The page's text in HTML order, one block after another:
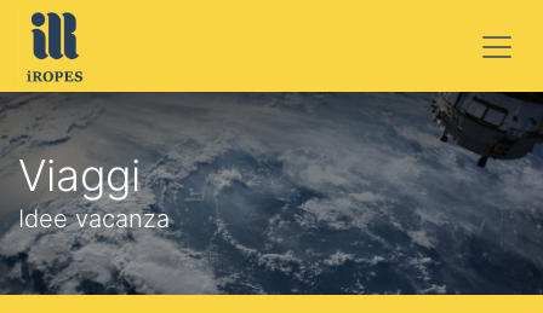
PASSA AL CONTENUTO
Viaggi
Idee vacanza